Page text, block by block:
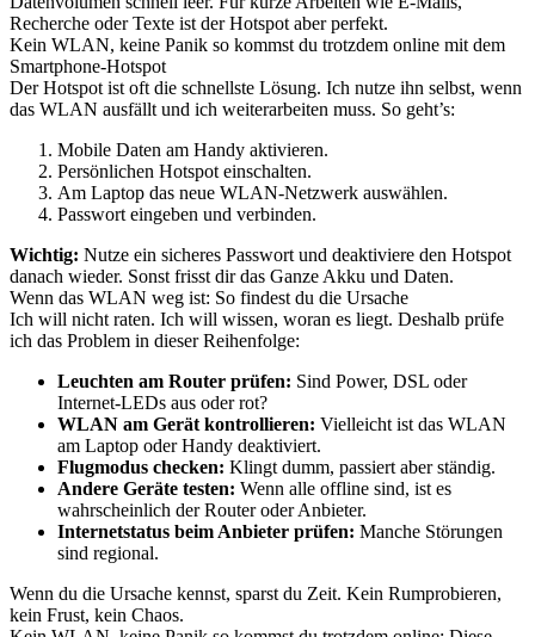
Recherche oder Texte ist der Hotspot aber perfekt.
Kein WLAN, keine Panik so kommst du trotzdem online mit dem
Smartphone-Hotspot
Der Hotspot ist oft die schnellste Lösung. Ich nutze ihn selbst, wenn
das WLAN ausfällt und ich weiterarbeiten muss. So geht’s:
Mobile Daten am Handy aktivieren.
Persönlichen Hotspot einschalten.
Am Laptop das neue WLAN-Netzwerk auswählen.
Passwort eingeben und verbinden.
Wichtig: Nutze ein sicheres Passwort und deaktiviere den Hotspot
danach wieder. Sonst frisst dir das Ganze Akku und Daten.
Wenn das WLAN weg ist: So findest du die Ursache
Ich will nicht raten. Ich will wissen, woran es liegt. Deshalb prüfe
ich das Problem in dieser Reihenfolge:
Leuchten am Router prüfen: Sind Power, DSL oder
Internet-LEDs aus oder rot?
WLAN am Gerät kontrollieren: Vielleicht ist das WLAN
am Laptop oder Handy deaktiviert.
Flugmodus checken: Klingt dumm, passiert aber ständig.
Andere Geräte testen: Wenn alle offline sind, ist es
wahrscheinlich der Router oder Anbieter.
Internetstatus beim Anbieter prüfen: Manche Störungen
sind regional.
Wenn du die Ursache kennst, sparst du Zeit. Kein Rumprobieren,
kein Frust, kein Chaos.